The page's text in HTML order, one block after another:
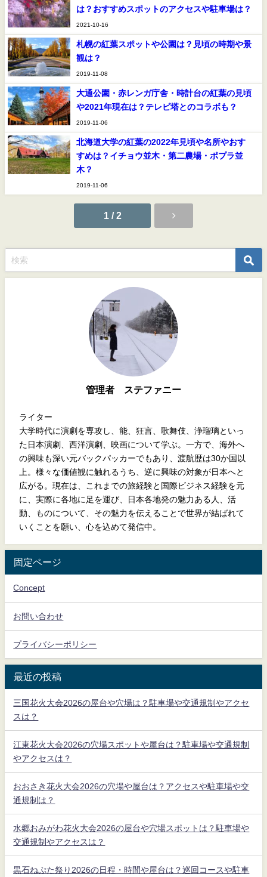
は？おすすめスポットのアクセスや駐車場は？
2021-10-16
札幌の紅葉スポットや公園は？見頃の時期や景
観は？
2019-11-08
大通公園・赤レンガ庁舎・時計台の紅葉の見頃
や2021年現在は？テレビ塔とのコラボも？
2019-11-06
北海道大学の紅葉の2022年見頃や名所やおす
すめは？イチョウ並木・第二農場・ポプラ並
木？
2019-11-06
1 / 2
管理者 ステファニー
ライター
大学時代に演劇を専攻し、能、狂言、歌舞伎、浄瑠璃といっ
た日本演劇、西洋演劇、映画について学ぶ。一方で、海外へ
の興味も深い元バックパッカーでもあり、渡航歴は30か国以
上。様々な価値観に触れるうち、逆に興味の対象が日本へと
広がる。現在は、これまでの旅経験と国際ビジネス経験を元
に、実際に各地に足を運び、日本各地発の魅力ある人、活
動、ものについて、その魅力を伝えることで世界が結ばれて
いくことを願い、心を込めて発信中。
固定ページ
Concept
お問い合わせ
プライバシーポリシー
最近の投稿
三国花火大会2026の屋台や穴場は？駐車場や交通規制やアクセ
スは？
江東花火大会2026の穴場スポットや屋台は？駐車場や交通規制
やアクセスは？
おおさき花火大会2026の穴場や屋台は？アクセスや駐車場や交
通規制は？
水郷おみがわ花火大会2026の屋台や穴場スポットは？駐車場や
交通規制やアクセスは？
黒石ねぷた祭り2026の日程・時間や屋台は？巡回コースや駐車